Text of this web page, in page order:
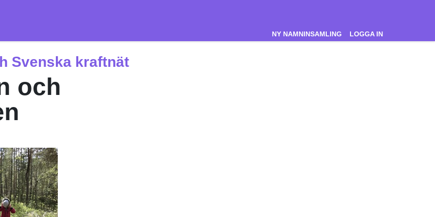
NY NAMNINSAMLING LOGGA IN
Svenska kraftnät
och